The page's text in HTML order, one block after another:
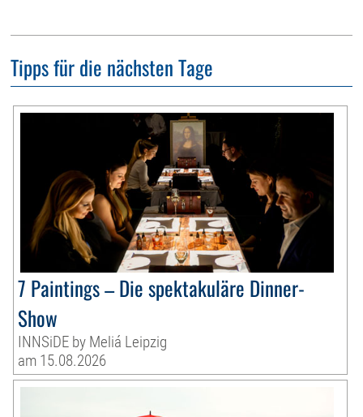
Tipps für die nächsten Tage
7 Paintings – Die spektakuläre Dinner-
Show
INNSiDE by Meliá Leipzig
am 15.08.2026